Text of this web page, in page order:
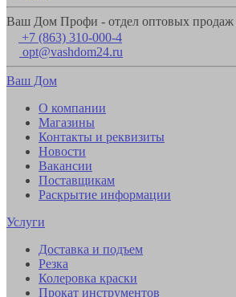
Ваш Дом Профи - отдел оптовых продаж
+7 (863) 310-000-4
opt@vashdom24.ru
Ваш Дом
О компании
Магазины
Контакты и реквизиты
Новости
Вакансии
Поставщикам
Раскрытие информации
Услуги
Доставка и подъем
Резка
Колеровка краски
Прокат инструментов